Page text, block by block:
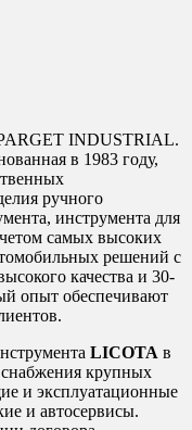
INDUSTRIAL.
в 1983 году,
ручного
инструмента для
самых высоких
решений с
качества и 30-
опыт обеспечивают
LICOTA в
крупных
и эксплуатационные
и автосервисы.